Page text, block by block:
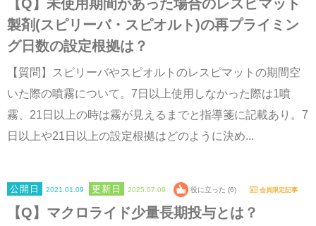
【Q】未使用期間があった場合のレスピマット
製剤(スピリーバ・スピオルト)の再プライミン
グ日数の設定根拠は？
【質問】スピリーバやスピオルトのレスピマットの期間空
いた際の噴霧について。7日以上使用しなかった際は1噴
霧、21日以上の時は霧が見えるまでと指導箋に記載あり。7
日以上や21日以上の設定根拠はどのように決め...
2021.01.09 2025.07.09 役に立った (6) 会員限定記事
【Q】マクロライド少量長期投与とは？